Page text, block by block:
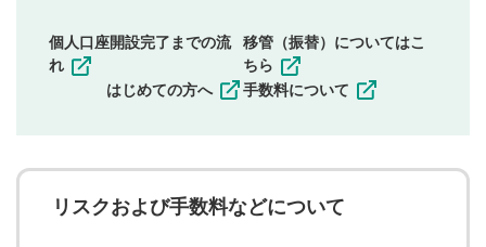
同一内容の多重投稿
その他当社が不適切と判断した投稿
一度投稿した評価およびコメントの変更・削除はできま
ことを承諾したものとします。また、利用者は、コメント
に関する著作者人格権を行使しないことに同意します。利
用者が投稿したコメントは、当社サービスの広告・宣伝、
個人口座開設完了までの流
れ
はじめての方へ
移管（振替）についてはこ
ちら
手数料について
リスクおよび手数料などについて